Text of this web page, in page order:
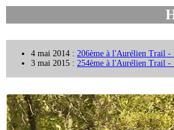
4 mai 2014 : 206ème à l'Aurélien Trail -
3 mai 2015 : 254ème à l'Aurélien Trail -